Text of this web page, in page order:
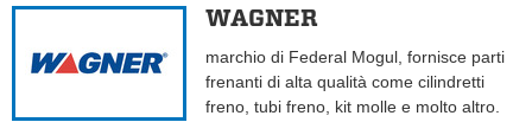
WAGNER
marchio di Federal Mogul, fornisce parti
frenanti di alta qualità come cilindretti
freno, tubi freno, kit molle e molto altro.